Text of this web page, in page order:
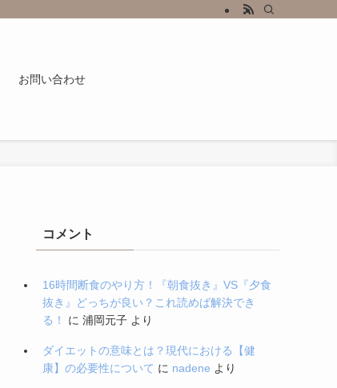
お問い合わせ
コメント
16時間断食のやり方！『朝食抜き』VS『夕食
抜き』どっちが良い？これ読めば解決でき
る！
に 浦岡元子 より
ダイエットの意味とは？現代における【健
康】の必要性について に nadene より